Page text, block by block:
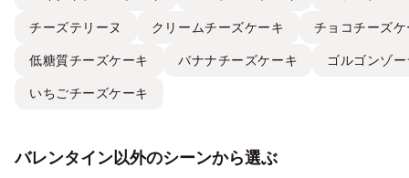
チーズテリーヌ クリームチーズケーキ チョコチーズ
低糖質チーズケーキ バナナチーズケーキ ゴルゴンゾ
いちごチーズケーキ
バレンタイン以外のシーンから選ぶ